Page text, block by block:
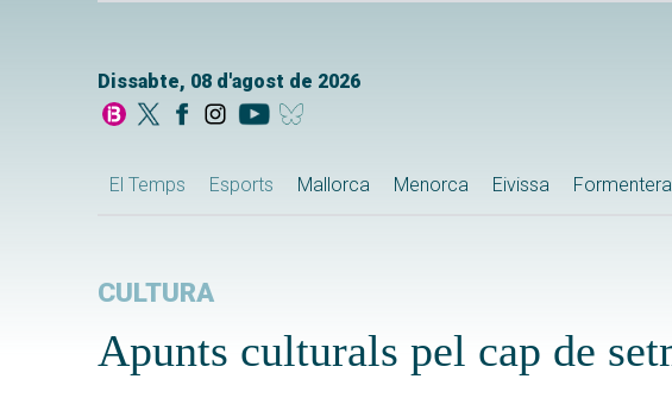
Dissabte, 08 d'agost de 2026
El Temps Esports Mallorca Menorca Eivissa Formentera
CULTURA
Apunts culturals pel cap de